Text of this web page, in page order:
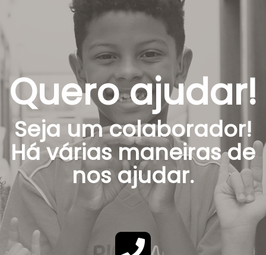
Quero ajudar!
Seja um colaborador!
Há várias maneiras de
nos ajudar.